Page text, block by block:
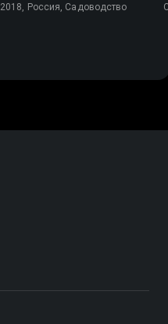
2018, Россия, Садоводство